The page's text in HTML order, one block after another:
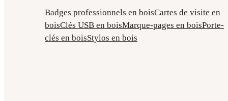
Badges professionnels en boisCartes de visite en
boisClés USB en boisMarque-pages en boisPorte-
clés en boisStylos en bois